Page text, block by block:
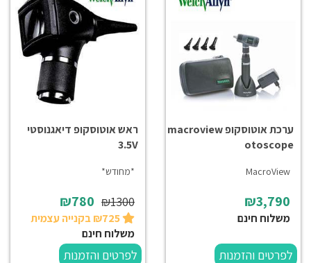
ערכת אוטוסקופ macroview
otoscope
MacroView
₪3,790
משלוח חינם
לפרטים והזמנות
ראש אוטוסקופ דיאגנוסטי
3.5V
*מחודש*
₪780 ₪1300
משלוח חינם
לפרטים והזמנות